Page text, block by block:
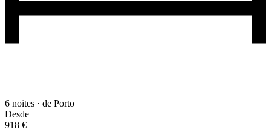
6 noites · de Porto
Desde
918 €